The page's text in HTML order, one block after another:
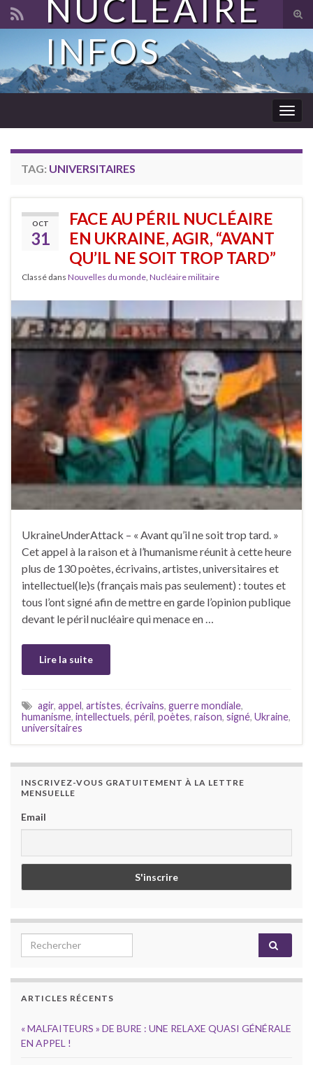
Search for:
NUCLÉAIRE
INFOS
TAG: UNIVERSITAIRES
OCT
31
FACE AU PÉRIL NUCLÉAIRE
EN UKRAINE, AGIR, “AVANT
QU’IL NE SOIT TROP TARD”
Classé dans Nouvelles du monde, Nucléaire militaire
UkraineUnderAttack – « Avant qu’il ne soit trop tard. »
Cet appel à la raison et à l’humanisme réunit à cette heure
plus de 130 poètes, écrivains, artistes, universitaires et
intellectuel(le)s (français mais pas seulement) : toutes et
tous l’ont signé afin de mettre en garde l’opinion publique
devant le péril nucléaire qui menace en …
Lire la suite
agir, appel, artistes, écrivains, guerre mondiale,
humanisme, intellectuels, péril, poètes, raison, signé, Ukraine,
universitaires
INSCRIVEZ-VOUS GRATUITEMENT À LA LETTRE
MENSUELLE
Email
Search for:
ARTICLES RÉCENTS
« MALFAITEURS » DE BURE : UNE RELAXE QUASI GÉNÉRALE
EN APPEL !